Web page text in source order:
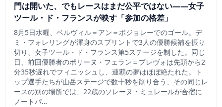
門は開いた、でもレースはまだ公平ではない――女子
ツール・ド・フランスが映す「参加の格差」
8月5日水曜、ベルヴィル＝アン＝ボジョレーでのゴール。デ
ミ・フォレリングが渾身のスプリントで3人の優勝候補を振り
切り、女子ツール・ド・フランス第5ステージを制した。同じ
日、前回優勝者のポリーヌ・フェラン＝プレヴォは先頭から2
分35秒遅れでフィニッシュし、連覇の夢はほぼ絶たれた。ト
ップ選手たちが山岳ステージで数十秒を削り合う、その同じレ
ースの別の場所では、22歳のソレーヌ・ミュレールが合宿に
ノートパ…